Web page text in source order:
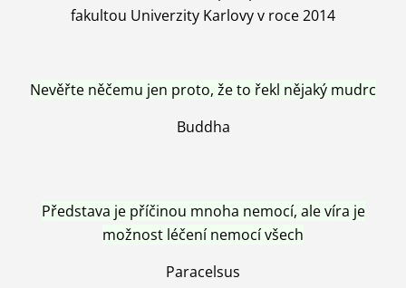
fakultou Univerzity Karlovy v roce 2014
Nevěřte něčemu jen proto, že to řekl nějaký mudrc
Buddha
Představa je příčinou mnoha nemocí, ale víra je
možnost léčení nemocí všech
Paracelsus